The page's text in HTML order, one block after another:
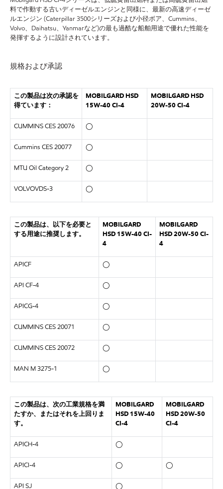
料で作動する古いディーゼルエンジンと同様に、最新の高速ディーゼ
ルエンジン (Caterpillar 3500シリーズおよび小径ボア、Cummins、
Volvo、Daihatsu、Yanmarなど)の最も過酷な船舶用途で優れた性能を
発揮するように設計されています。
規格および承認
この製品は次の承認を
得ています：
MOBILGARD HSD
15W-40 CI-4
MOBILGARD HSD
20W-50 CI-4
CUMMINS CES 20076 ◯
Cummins CES 20077 ◯
MTU Oil Category 2 ◯
VOLVOVDS-3 ◯
この製品は、以下を必要と
する用途に推奨します。
MOBILGARD
HSD 15W-40 CI-
4
MOBILGARD
HSD 20W-50 CI-
4
APICF ◯
API CF-4 ◯
APICG-4 ◯
CUMMINS CES 20071 ◯
CUMMINS CES 20072 ◯
MAN M 3275-1 ◯
この製品は、次の工業規格を満
たすか、またはそれを上回りま
す。
MOBILGARD
HSD 15W-40
CI-4
MOBILGARD
HSD 20W-50
CI-4
APICH-4 ◯
APICI-4 ◯ ◯
API SJ ◯